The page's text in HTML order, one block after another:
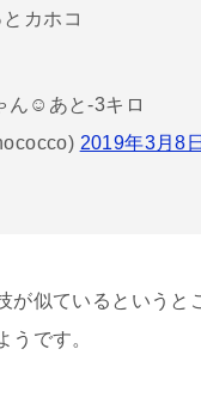
カホコ
ん☺︎あと-3キロ
2019年3月8日
が似ているというと
うです。